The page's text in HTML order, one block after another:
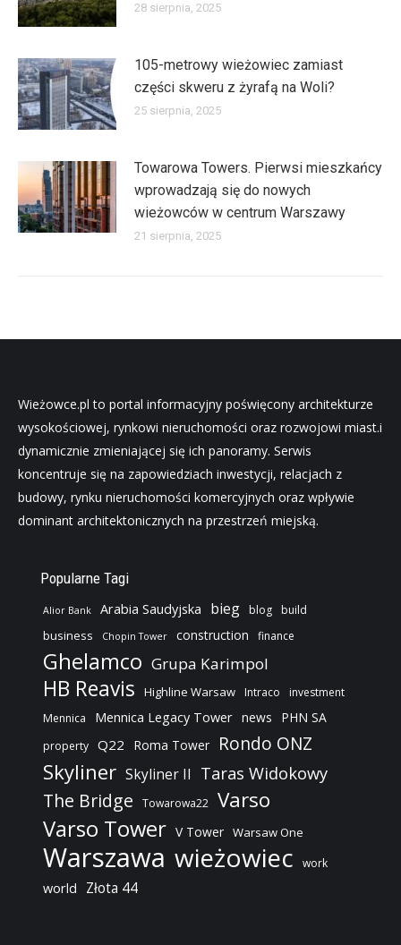
28 sierpnia, 2025
105-metrowy wieżowiec zamiast
części skweru z żyrafą na Woli?
25 sierpnia, 2025
Towarowa Towers. Pierwsi mieszkańcy
wprowadzają się do nowych
wieżowców w centrum Warszawy
21 sierpnia, 2025
Wieżowce.pl to portal informacyjny poświęcony architekturze
wysokościowej, rynkowi nieruchomości oraz rozwojowi miast.i
dynamicznie zmieniającej się ich panoramy. Serwis
koncentruje się na zapowiedziach inwestycji, relacjach z
budowy, rynku nieruchomości komercyjnych oraz wpływie
dominant architektonicznych na przestrzeń miejską.
Popularne Tagi
Alior Bank Arabia Saudyjska bieg blog build
business Chopin Tower construction finance
Ghelamco Grupa Karimpol
HB Reavis Highline Warsaw Intraco
investment
Mennica
Mennica Legacy Tower news PHN SA
property Q22 Roma Tower Rondo ONZ
Skyliner Skyliner II Taras Widokowy
The Bridge Towarowa22 Varso
Varso Tower V Tower Warsaw One
Warszawa wieżowiec work
world Złota 44